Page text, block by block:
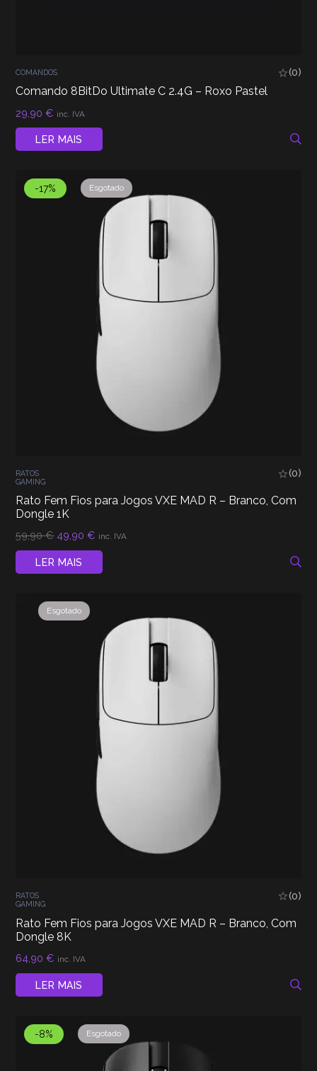
COMANDOS (0)
Comando 8BitDo Ultimate C 2.4G – Roxo Pastel
29,90€ inc. IVA
LER MAIS
-17% Esgotado
RATOS
GAMING
(0)
Rato Fem Fios para Jogos VXE MAD R – Branco, Com
Dongle 1K
59,90€ O
original
era:
49,90€ O
é:
inc. IVA
LER MAIS
Esgotado
RATOS
GAMING
(0)
Rato Fem Fios para Jogos VXE MAD R – Branco, Com
Dongle 8K
64,90€ inc. IVA
LER MAIS
-8% Esgotado